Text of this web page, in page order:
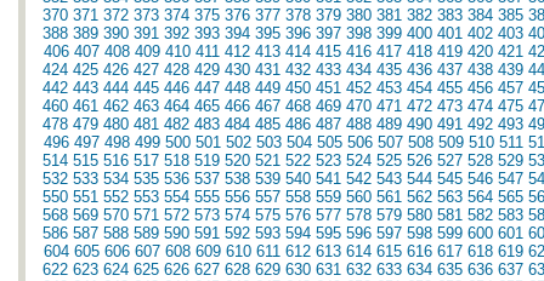
370 371 372 373 374 375 376 377 378 379 380 381 382 383 384 385
388 389 390 391 392 393 394 395 396 397 398 399 400 401 402 403
406 407 408 409 410 411 412 413 414 415 416 417 418 419 420 421
424 425 426 427 428 429 430 431 432 433 434 435 436 437 438 439
442 443 444 445 446 447 448 449 450 451 452 453 454 455 456 457
460 461 462 463 464 465 466 467 468 469 470 471 472 473 474 475
478 479 480 481 482 483 484 485 486 487 488 489 490 491 492 493
496 497 498 499 500 501 502 503 504 505 506 507 508 509 510 511
514 515 516 517 518 519 520 521 522 523 524 525 526 527 528 529
532 533 534 535 536 537 538 539 540 541 542 543 544 545 546 547
550 551 552 553 554 555 556 557 558 559 560 561 562 563 564 565
568 569 570 571 572 573 574 575 576 577 578 579 580 581 582 583
586 587 588 589 590 591 592 593 594 595 596 597 598 599 600 601
604 605 606 607 608 609 610 611 612 613 614 615 616 617 618 619
622 623 624 625 626 627 628 629 630 631 632 633 634 635 636 637